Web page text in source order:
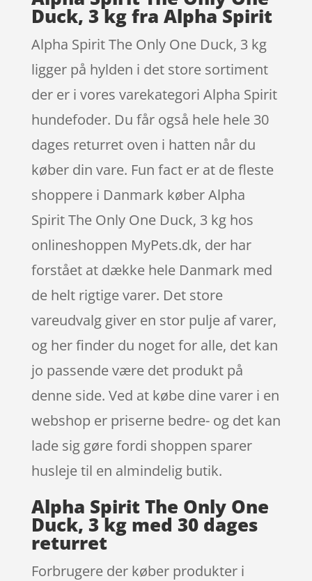
Duck, 3 kg fra Alpha Spirit
Alpha Spirit The Only One Duck, 3 kg
ligger på hylden i det store sortiment
der er i vores varekategori Alpha Spirit
hundefoder. Du får også hele hele 30
dages returret oven i hatten når du
køber din vare. Fun fact er at de fleste
shoppere i Danmark køber Alpha
Spirit The Only One Duck, 3 kg hos
onlineshoppen MyPets.dk, der har
forstået at dække hele Danmark med
de helt rigtige varer. Det store
vareudvalg giver en stor pulje af varer,
og her finder du noget for alle, det kan
jo passende være det produkt på
denne side. Ved at købe dine varer i en
webshop er priserne bedre- og det kan
lade sig gøre fordi shoppen sparer
husleje til en almindelig butik.
Alpha Spirit The Only One
Duck, 3 kg med 30 dages
returret
Forbrugere der køber produkter i